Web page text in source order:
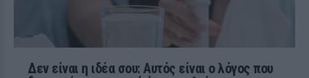
Δεν είναι η ιδέα σου: Αυτός είναι ο λόγος που